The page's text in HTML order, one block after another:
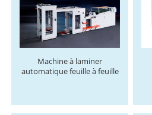
Machine à laminer
automatique feuille à feuille